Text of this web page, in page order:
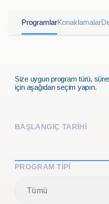
ortam sunar. University
bulunmaktadır: Exeter
ProgramlarKonaklamalar
Size uygun program türü,
için aşağıdan seçim yapın.
BAŞLANGIÇ TARİHİ
PROGRAM TIPI
Tümü